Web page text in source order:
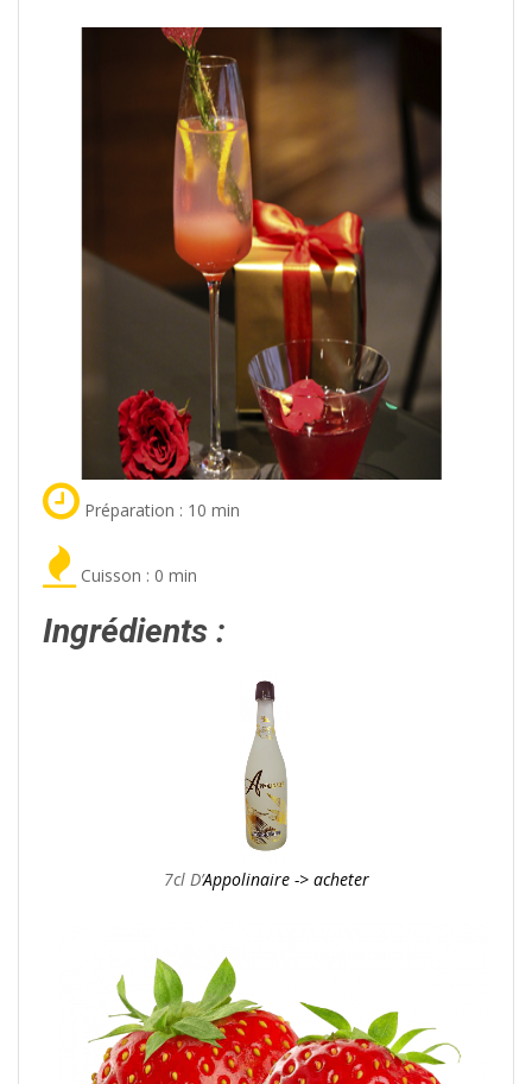
Préparation : 10 min
Cuisson : 0 min
Ingrédients :
7cl D’Appolinaire -> acheter